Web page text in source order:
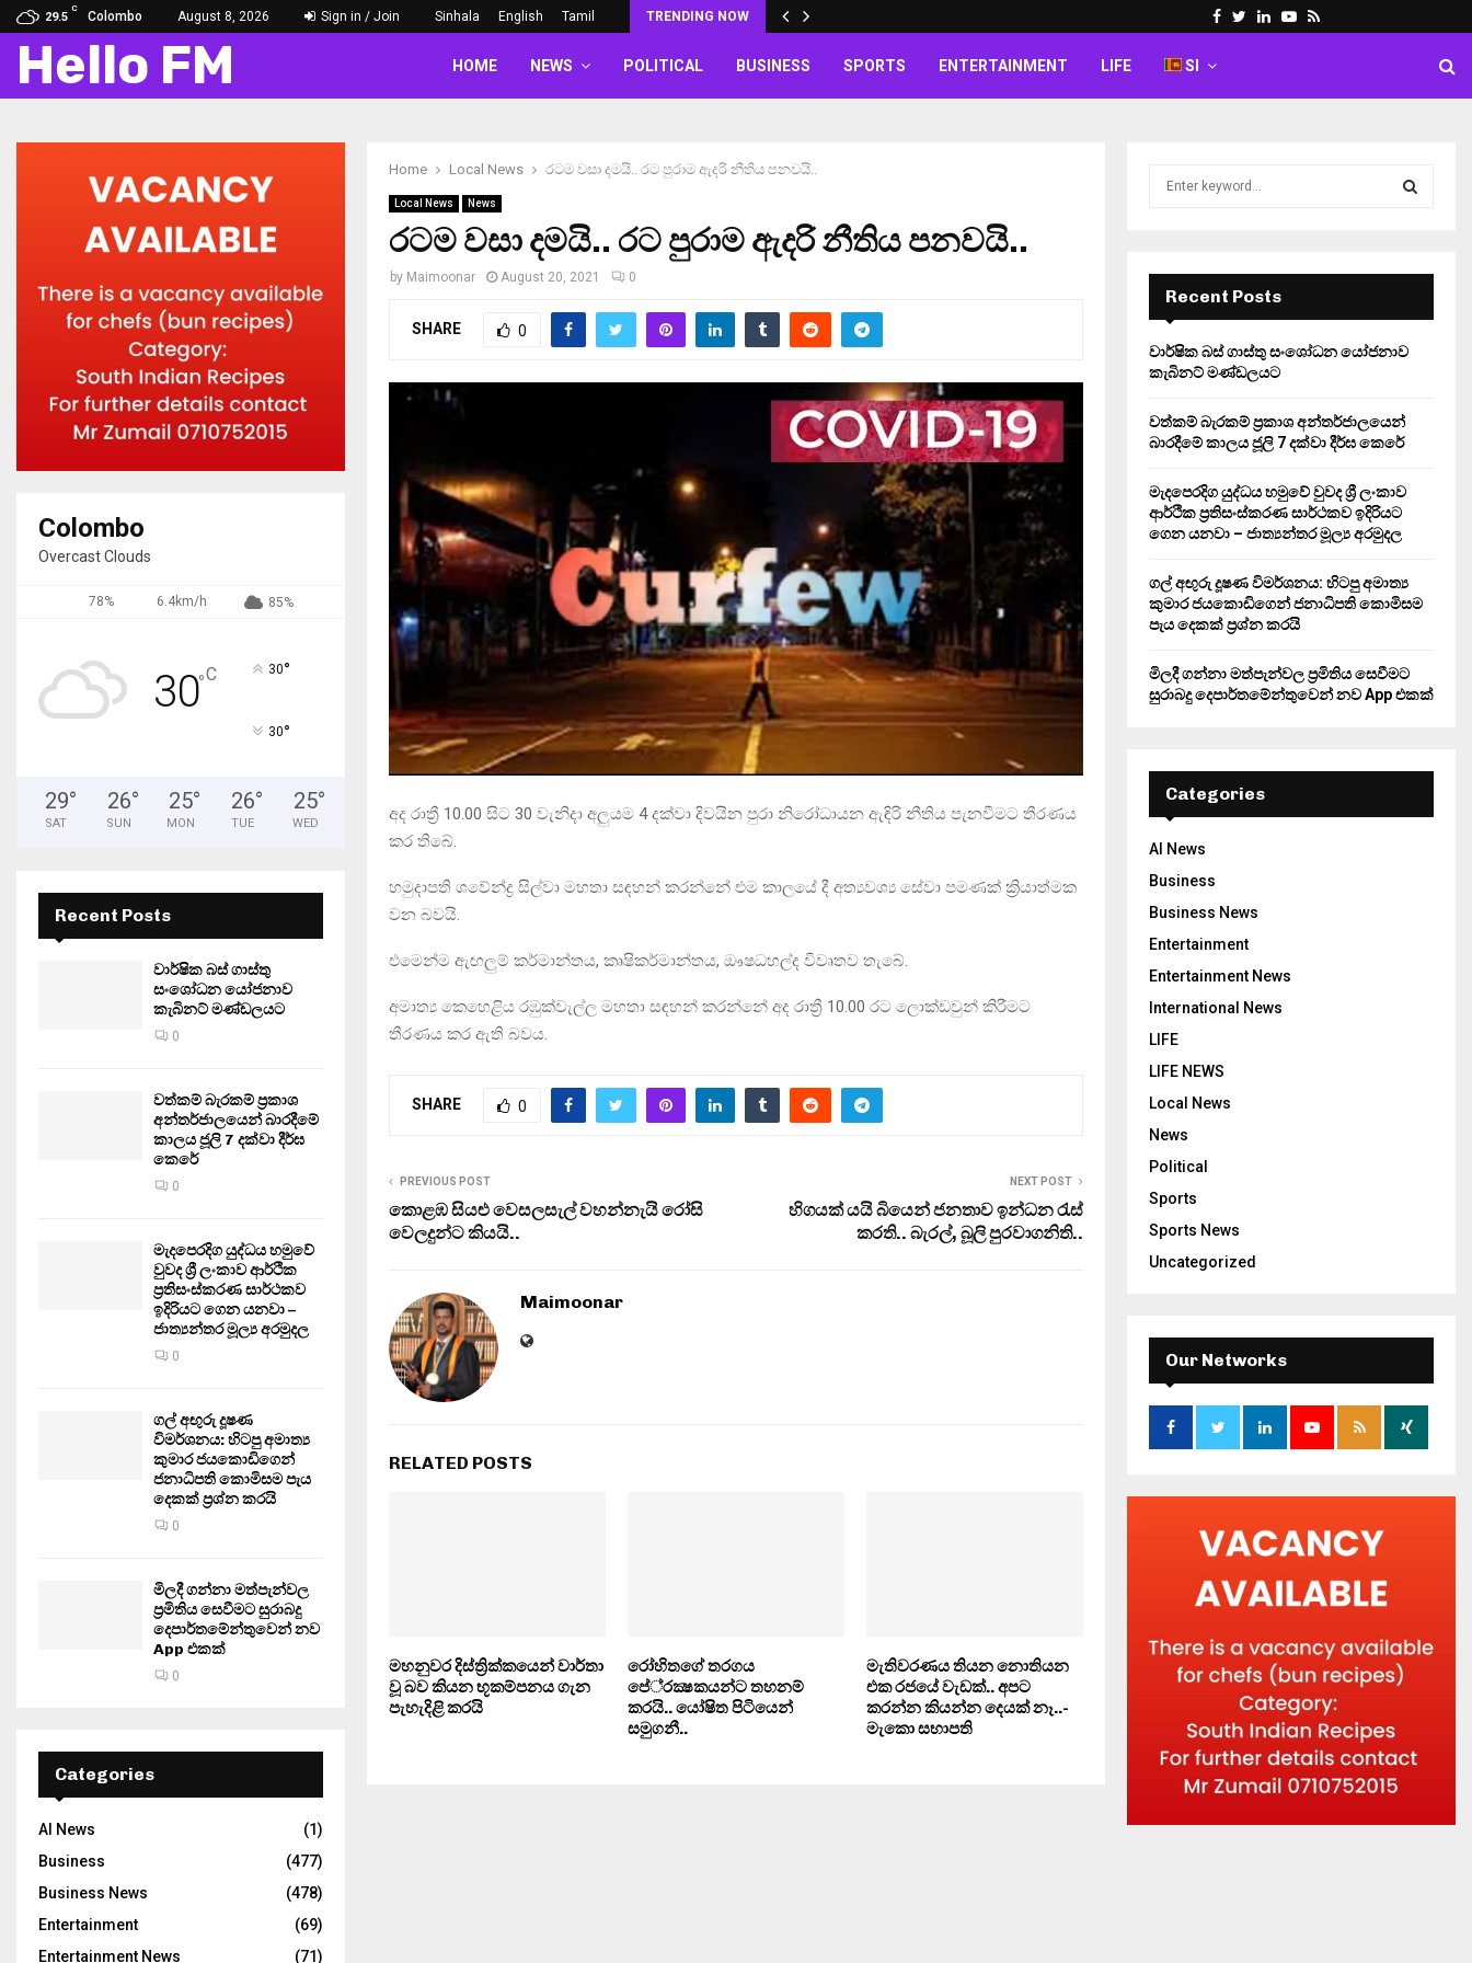
29.5
C
Colombo August 8, 2026 Sign in / Join Sinhala English Tamil TRENDING NOW Facebook
Twitter
LinkedinYoutube
Rss
Hello FM HOME NEWS POLITICAL BUSINESS SPORTS ENTERTAINMENT LIFE SI
Home Local News රටම වසා දමයි.. රට පුරාම ඇදරි නීතිය පනවයි..
Local News News
රටම වසා දමයි.. රට පුරාම ඇදරි නීතිය පනවයි..
by Maimoonar August 20, 2021 0
SHARE 0
අද රාත්‍රී 10.00 සිට 30 වැනිදා අලුයම 4 දක්වා දිවයින පුරා නිරෝධායන ඇඳිරි නීතිය පැනවීමට තීරණය
කර තිබේ.
හමුදාපති ශවේන්ද්‍ර සිල්වා මහතා සඳහන් කරන්නේ එම කාලයේ දී අත්‍යවශ්‍ය සේවා පමණක් ක්‍රියාත්මක
වන බවයි.
එමෙන්ම ඇඟලුම් කර්මාන්තය, කෘෂිකර්මාන්තය, ඖෂධහල්ද විවෘතව තැබේ.
අමාත්‍ය කෙහෙළිය රඹුක්වැල්ල මහතා සඳහන් කරන්නේ අද රාත්‍රී 10.00 රට ලොක්ඩවුන් කිරීමට
තීරණය කර ඇති බවය.
SHARE 0
PREVIOUS POST
කොළඹ සියළු වෙසලසැල් වහන්නැයි රෝසි
වෙලදුන්ට කියයි..
NEXT POST
හිගයක් යයි බියෙන් ජනතාව ඉන්ධන රැස්
කරති.. බැරල්, බූලි පුරවාගනිති..
Maimoonar
RELATED POSTS
මහනුවර දිස්ත්‍රික්කයෙන් වාර්තා
වූ බව කියන භූකම්පනය ගැන
පැහැදිළි කරයි
රෝහිතගේ තරගය
පේ‍්‍රක්‍ෂකයන්ට තහනම්
කරයි.. යෝෂිත පිටියෙන්
සමුගනී..
මැතිවරණය තියන නොතියන
එක රජයේ වැඩක්.. අපට
කරන්න කියන්න දෙයක් නෑ..-
මැකො සභාපති
Colombo
Overcast Clouds
78% 6.4km/h 85%
30°C 30°
30°
29°
SAT
26°
SUN
25°
MON
26°
TUE
25°
WED
Recent Posts
වාර්ෂික බස් ගාස්තු
සංශෝධන යෝජනාව
කැබිනට් මණ්ඩලයට
0
වත්කම් බැරකම් ප්‍රකාශ
අන්තර්ජාලයෙන් බාරදීමේ
කාලය ජූලි 7 දක්වා දීර්ඝ
කෙරේ
0
මැදපෙරදිග යුද්ධය හමුවේ
වුවද ශ්‍රී ලංකාව ආර්ථික
ප්‍රතිසංස්කරණ සාර්ථකව
ඉදිරියට ගෙන යනවා –
ජාත්‍යන්තර මූල්‍ය අරමුදල
0
ගල් අඟුරු දූෂණ
විමර්ශනය: හිටපු අමාත්‍ය
කුමාර ජයකොඩිගෙන්
ජනාධිපති කොමිසම පැය
දෙකක් ප්‍රශ්න කරයි
0
මිලදී ගන්නා මත්පැන්වල
ප්‍රමිතිය සෙවීමට සුරාබදු
දෙපාර්තමේන්තුවෙන් නව
App එකක්
0
Categories
AI News
(1)
Business
(477)
Business News
(478)
Entertainment
(69)
Entertainment News
(71)
r
:
E
A
R
H
Recent Posts
වාර්ෂික බස් ගාස්තු සංශෝධන යෝජනාව
කැබිනට් මණ්ඩලයට
වත්කම් බැරකම් ප්‍රකාශ අන්තර්ජාලයෙන්
බාරදීමේ කාලය ජූලි 7 දක්වා දීර්ඝ කෙරේ
මැදපෙරදිග යුද්ධය හමුවේ වුවද ශ්‍රී ලංකාව
ආර්ථික ප්‍රතිසංස්කරණ සාර්ථකව ඉදිරියට
ගෙන යනවා – ජාත්‍යන්තර මූල්‍ය අරමුදල
ගල් අඟුරු දූෂණ විමර්ශනය: හිටපු අමාත්‍ය
කුමාර ජයකොඩිගෙන් ජනාධිපති කොමිසම
පැය දෙකක් ප්‍රශ්න කරයි
මිලදී ගන්නා මත්පැන්වල ප්‍රමිතිය සෙවීමට
සුරාබදු දෙපාර්තමේන්තුවෙන් නව App එකක්
Categories
AI News
Business
Business News
Entertainment
Entertainment News
International News
LIFE
LIFE NEWS
Local News
News
Political
Sports
Sports News
Uncategorized
Our Networks